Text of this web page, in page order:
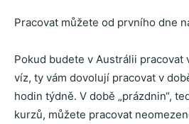
Pracovat můžete od prvního dne
Pokud budete v Austrálii pracovat
víz, ty vám dovolují pracovat v
hodin týdně. V době „prázdnin“,
kurzů, můžete pracovat